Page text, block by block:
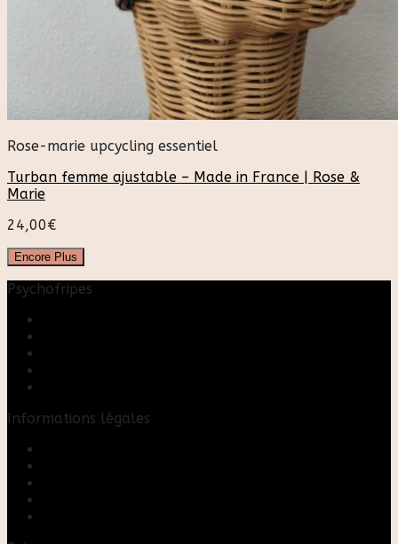
Rose-marie upcycling essentiel
Turban femme ajustable – Made in France | Rose &
Marie
24,00€
Encore Plus
Psychofripes
Informations légales